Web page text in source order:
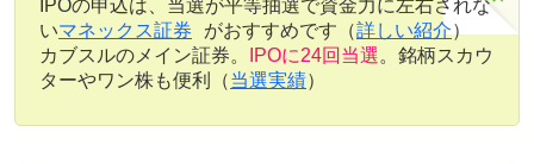
IPOの申込は、当選が平等抽選で資金力に左右されな
いマネックス証券 がおすすめです（詳しい紹介）
カブスルのメイン証券。
IPOに24回当選。銘柄スカウ
ターやワン株も便利（当選実績）